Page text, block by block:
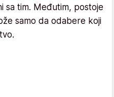
sa tim. Međutim, postoje
samo da odabere koji